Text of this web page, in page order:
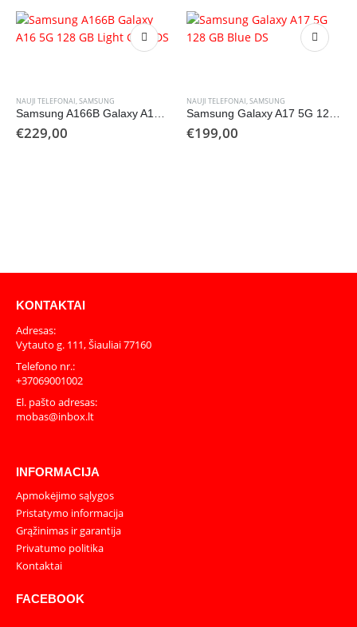
NAUJI TELEFONAI,SAMSUNG
Samsung A166B Galaxy A16 5G 128 GB Light Gray DS
€229,00
NAUJI TELEFONAI,SAMSUNG
Samsung Galaxy A17 5G 128 GB Blue DS
€199,00
KONTAKTAI
Adresas:
Vytauto g. 111, Šiauliai 77160
Telefono nr.:
+37069001002
El. pašto adresas:
mobas@inbox.lt
INFORMACIJA
Apmokėjimo sąlygos
Pristatymo informacija
Grąžinimas ir garantija
Privatumo politika
Kontaktai
FACEBOOK